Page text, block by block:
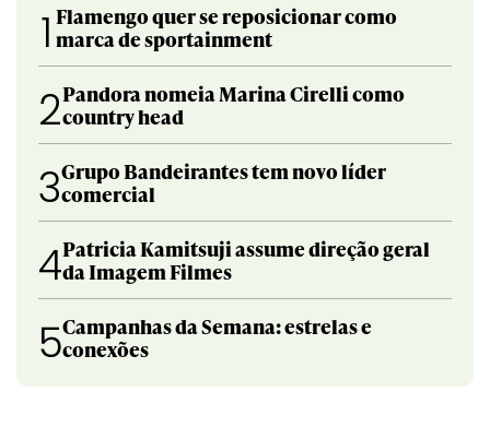
1 Flamengo quer se reposicionar como
marca de sportainment
2Pandora nomeia Marina Cirelli como
country head
3Grupo Bandeirantes tem novo líder
comercial
4Patricia Kamitsuji assume direção geral
da Imagem Filmes
5Campanhas da Semana: estrelas e
conexões